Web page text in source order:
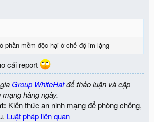
phần mềm độc hại ở chế độ im lặng
cái report
Group WhiteHatđể thảo luận và cập
hàng ngày.
Kiến thức an ninh mạng để phòng chống,
Luật pháp liên quan